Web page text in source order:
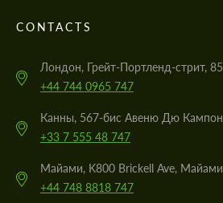
CONTACTS
Лондон, Грейт-Портленд-стрит, 85
+44 744 0965 747
Канны, 567-бис Авеню Дю Кампон
+33 7 555 48 747
Майами, K800 Brickell Ave, Майами
+44 748 8818 747